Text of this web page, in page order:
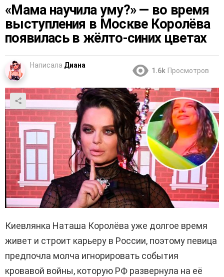
«Мама научила уму?» — во время
выступления в Москве Королёва
появилась в жёлто-синих цветах
Написала Диана
1.6k Просмотров
Киевлянка Наташа Королёва уже долгое время
живет и строит карьеру в России, поэтому певица
предпочла молча игнорировать события
кровавой войны, которую РФ развернула на её